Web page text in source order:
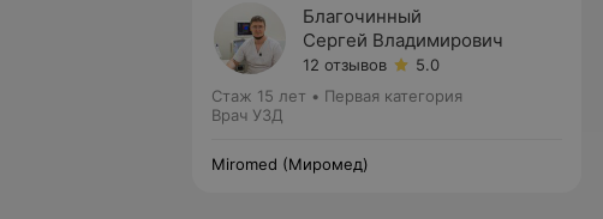
Благочинный
Сергей Владимирович
12 отзывов
5.0
Стаж 15 лет • Первая категория
Врач УЗД
Miromed (Миромед)